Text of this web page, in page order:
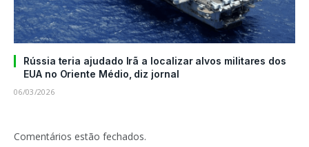
Rússia teria ajudado Irã a localizar alvos militares dos
EUA no Oriente Médio, diz jornal
06/03/2026
Comentários estão fechados.